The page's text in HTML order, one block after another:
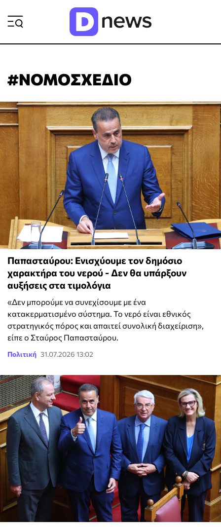
#ΝΟΜΟΣΧΕΔΙΟ
Παπασταύρου: Ενισχύουμε τον δημόσιο
χαρακτήρα του νερού - Δεν θα υπάρξουν
αυξήσεις στα τιμολόγια
«Δεν μπορούμε να συνεχίσουμε με ένα
κατακερματισμένο σύστημα. Το νερό είναι εθνικός
στρατηγικός πόρος και απαιτεί συνολική διαχείριση»,
είπε ο Σταύρος Παπασταύρου.
Πολιτική 31.07.2026 13:02